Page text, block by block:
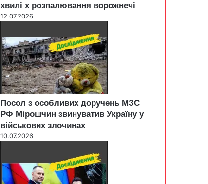
хвилі х розпалювання ворожнечі
12.07.2026
Посол з особливих доручень МЗС
РФ Мірошчин звинуватив Україну у
військових злочинах
10.07.2026